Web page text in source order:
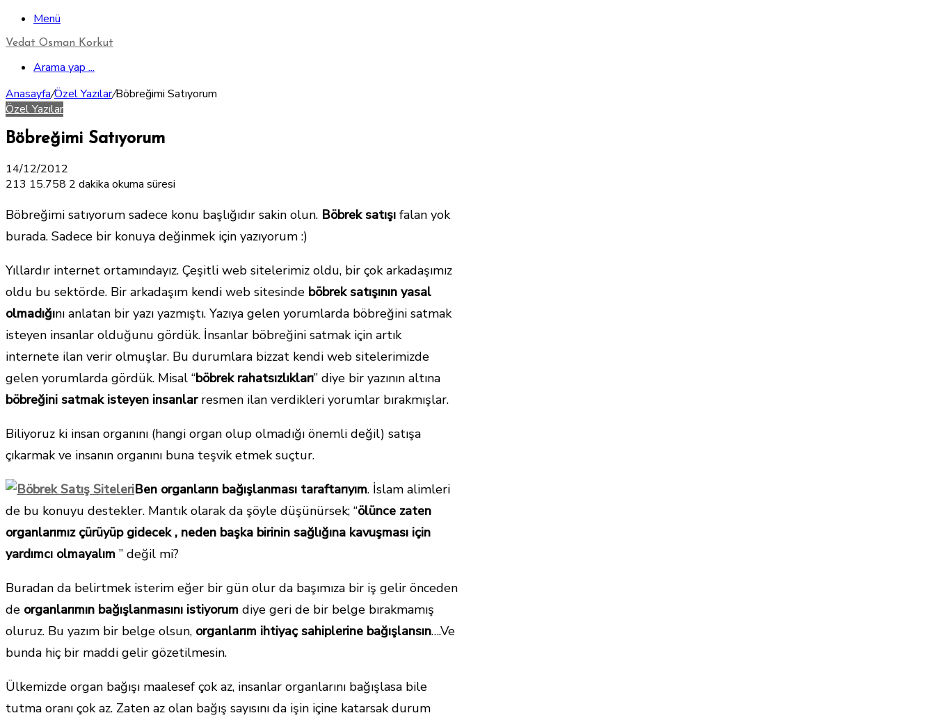
Menü
Vedat Osman Korkut
Arama yap ...
Anasayfa/Özel Yazılar/Böbreğimi Satıyorum
Özel Yazılar
Böbreğimi Satıyorum
14/12/2012
213 15.758 2 dakika okuma süresi
Böbreğimi satıyorum sadece konu başlığıdır sakin olun. Böbrek satışı falan yok
burada. Sadece bir konuya değinmek için yazıyorum :)
Yıllardır internet ortamındayız. Çeşitli web sitelerimiz oldu, bir çok arkadaşımız
oldu bu sektörde. Bir arkadaşım kendi web sitesinde böbrek satışının yasal
olmadığını anlatan bir yazı yazmıştı. Yazıya gelen yorumlarda böbreğini satmak
isteyen insanlar olduğunu gördük. İnsanlar böbreğini satmak için artık
internete ilan verir olmuşlar. Bu durumlara bizzat kendi web sitelerimizde
gelen yorumlarda gördük. Misal “böbrek rahatsızlıkları” diye bir yazının altına
böbreğini satmak isteyen insanlarresmen ilan verdikleri yorumlar bırakmışlar.
Biliyoruz ki insan organını (hangi organ olup olmadığı önemli değil) satışa
çıkarmak ve insanın organını buna teşvik etmek suçtur.
Ben organların bağışlanması taraftarıyım. İslam alimleri
de bu konuyu destekler. Mantık olarak da şöyle düşünürsek; “ölünce zaten
organlarımız çürüyüp gidecek , neden başka birinin sağlığına kavuşması için
yardımcı olmayalım ” değil mi?
Buradan da belirtmek isterim eğer bir gün olur da başımıza bir iş gelir önceden
de organlarımın bağışlanmasını istiyorum diye geri de bir belge bırakmamış
oluruz. Bu yazım bir belge olsun, organlarım ihtiyaç sahiplerine bağışlansın….Ve
bunda hiç bir maddi gelir gözetilmesin.
Ülkemizde organ bağışı maalesef çok az, insanlar organlarını bağışlasa bile
tutma oranı çok az. Zaten az olan bağış sayısını da işin içine katarsak durum